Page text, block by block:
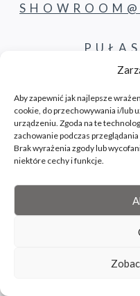
Aby zapewnić jak najlepsze
cookie, do przechowywania i/lub
urządzeniu. Zgoda na te
zachowanie podczas
Brak wyrażenia zgody lub
niektóre cechy i funkcje.
62-